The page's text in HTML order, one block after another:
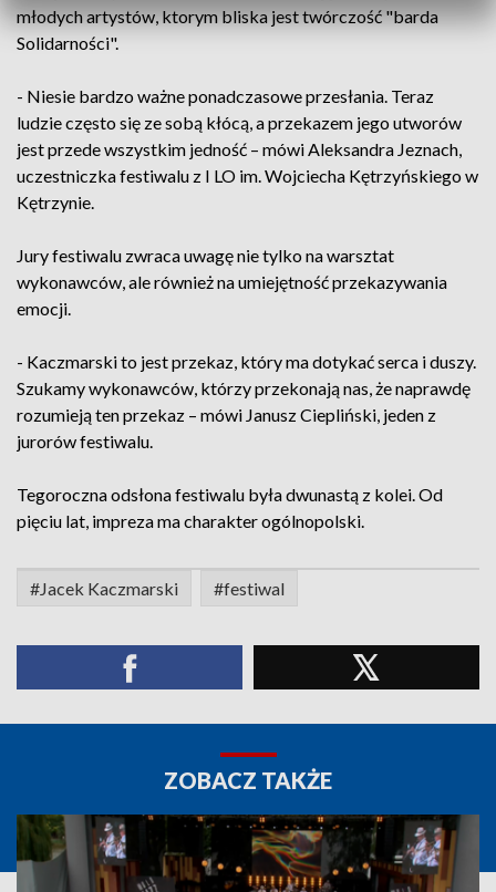
młodych artystów, ktorym bliska jest twórczość "barda
Solidarności".
- Niesie bardzo ważne ponadczasowe przesłania. Teraz
ludzie często się ze sobą kłócą, a przekazem jego utworów
jest przede wszystkim jedność – mówi Aleksandra Jeznach,
uczestniczka festiwalu z I LO im. Wojciecha Kętrzyńskiego w
Kętrzynie.
Jury festiwalu zwraca uwagę nie tylko na warsztat
wykonawców, ale również na umiejętność przekazywania
emocji.
- Kaczmarski to jest przekaz, który ma dotykać serca i duszy.
Szukamy wykonawców, którzy przekonają nas, że naprawdę
rozumieją ten przekaz – mówi Janusz Ciepliński, jeden z
jurorów festiwalu.
Tegoroczna odsłona festiwalu była dwunastą z kolei. Od
pięciu lat, impreza ma charakter ogólnopolski.
#Jacek Kaczmarski #festiwal
ZOBACZ TAKŻE